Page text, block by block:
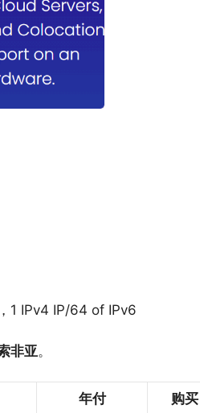
1 IPv4 IP/64 of IPv6
非亚。
年付 购买